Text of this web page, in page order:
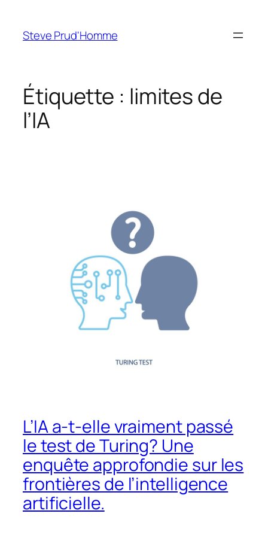
contenu
Steve Prud'Homme
Étiquette : limites de
l’IA
L’IA a-t-elle vraiment passé
le test de Turing? Une
enquête approfondie sur les
frontières de l’intelligence
artificielle.